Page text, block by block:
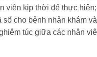
viên kịp thời để thực
cho bệnh nhân khám
túc giữa các nhân